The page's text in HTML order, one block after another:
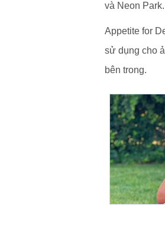
và Neon Park.
Appetite for
sử dụng cho
bên trong.